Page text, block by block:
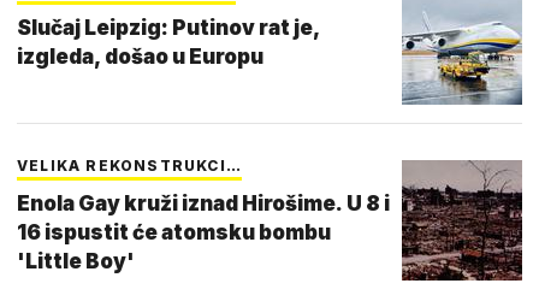
Slučaj Leipzig: Putinov rat je,
izgleda, došao u Europu
VELIKA REKONSTRUKCI…
Enola Gay kruži iznad Hirošime. U 8 i
16 ispustit će atomsku bombu
'Little Boy'